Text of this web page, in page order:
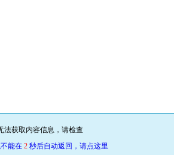
法获取内容信息，请检查
能在 2 秒后自动返回，请点这里